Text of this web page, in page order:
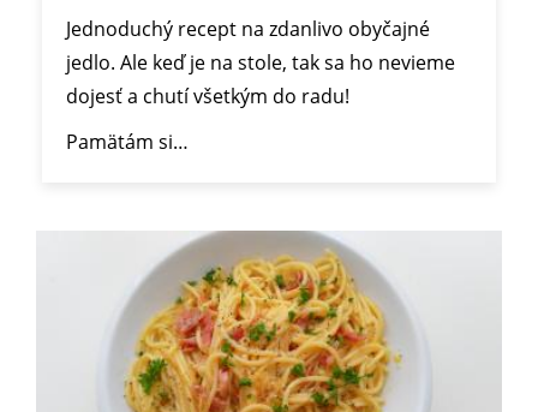
Jednoduchý recept na zdanlivo obyčajné
jedlo. Ale keď je na stole, tak sa ho nevieme
dojesť a chutí všetkým do radu!
Pamätám si…